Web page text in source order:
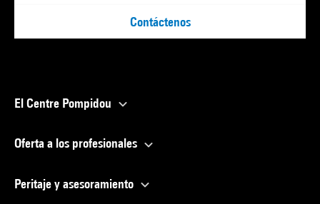
Contáctenos
El Centre Pompidou
Oferta a los profesionales
Peritaje y asesoramiento